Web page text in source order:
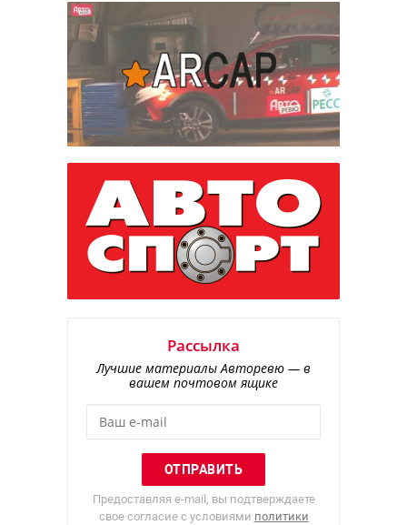
Рассылка
Лучшие материалы Авторевю — в
вашем почтовом ящике
Предоставляя e-mail, вы подтверждаете
свое согласие с условиями политики